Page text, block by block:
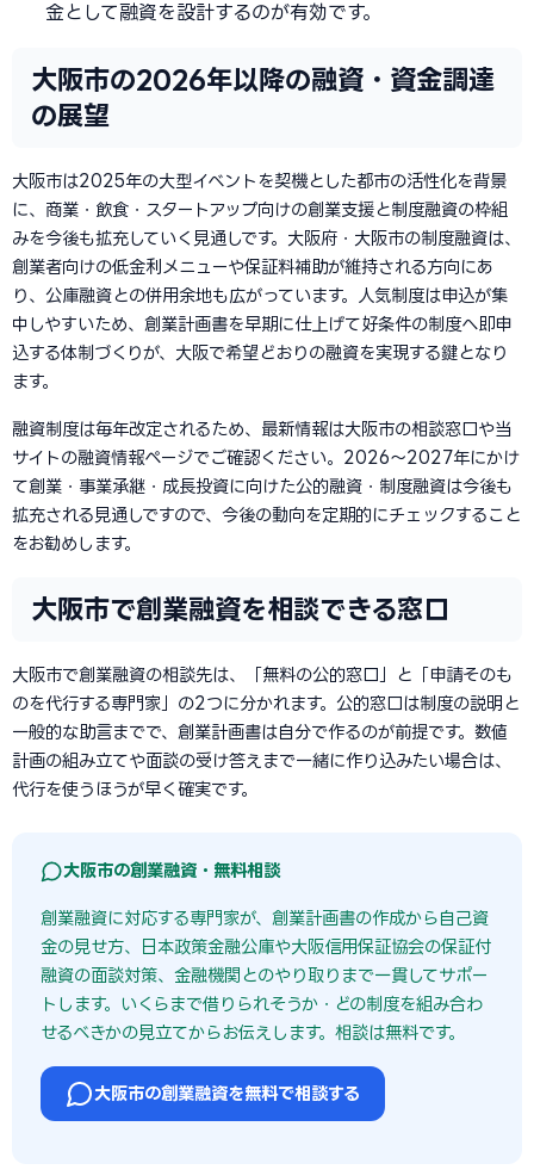
金として融資を設計するのが有効です。
大阪市の2026年以降の融資・資金調達
の展望
大阪市は2025年の大型イベントを契機とした都市の活性化を背景
に、商業・飲食・スタートアップ向けの創業支援と制度融資の枠組
みを今後も拡充していく見通しです。大阪府・大阪市の制度融資は、
創業者向けの低金利メニューや保証料補助が維持される方向にあ
り、公庫融資との併用余地も広がっています。人気制度は申込が集
中しやすいため、創業計画書を早期に仕上げて好条件の制度へ即申
込する体制づくりが、大阪で希望どおりの融資を実現する鍵となり
ます。
融資制度は毎年改定されるため、最新情報は大阪市の相談窓口や当
サイトの融資情報ページでご確認ください。2026〜2027年にかけ
て創業・事業承継・成長投資に向けた公的融資・制度融資は今後も
拡充される見通しですので、今後の動向を定期的にチェックすること
をお勧めします。
大阪市で創業融資を相談できる窓口
大阪市で創業融資の相談先は、「無料の公的窓口」と「申請そのも
のを代行する専門家」の2つに分かれます。公的窓口は制度の説明と
一般的な助言までで、創業計画書は自分で作るのが前提です。数値
計画の組み立てや面談の受け答えまで一緒に作り込みたい場合は、
代行を使うほうが早く確実です。
大阪市の創業融資・無料相談
創業融資に対応する専門家が、創業計画書の作成から自己資
金の見せ方、日本政策金融公庫や大阪信用保証協会の保証付
融資の面談対策、金融機関とのやり取りまで一貫してサポー
トします。いくらまで借りられそうか・どの制度を組み合わ
せるべきかの見立てからお伝えします。相談は無料です。
大阪市の創業融資を無料で相談する